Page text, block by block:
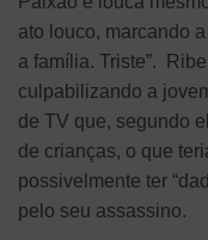
ato louco, marcando
a família. Triste”.
culpabilizando a
de TV que, segundo
de crianças, o que
possivelmente ter
pelo seu assassino.